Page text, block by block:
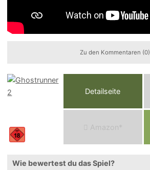
Zu den Kommentaren (0)
Detailseite
Ama o n*
Wie bewertest du das Spiel?